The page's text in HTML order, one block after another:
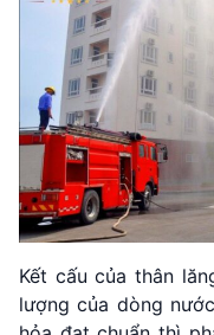
Kết cấu của thân
lượng của dòng